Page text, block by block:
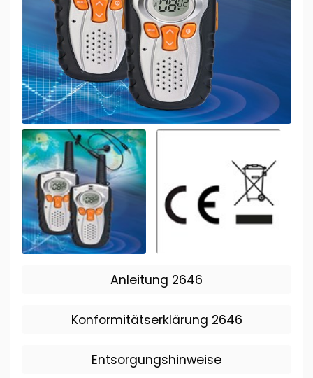
Anleitung 2646
Konformitätserklärung 2646
Entsorgungshinweise